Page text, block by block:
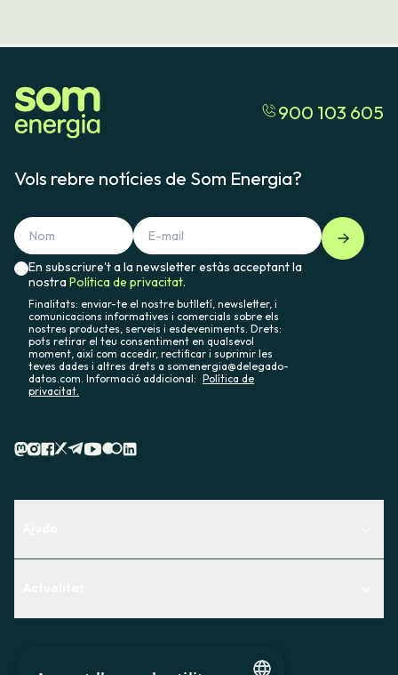
900 103 605
Vols rebre notícies de Som Energia?
En subscriure't a la newsletter estàs acceptant la
nostraPolítica de privacitat.
Finalitats: enviar-te el nostre butlletí, newsletter, i
comunicacions informatives i comercials sobre els
nostres productes, serveis i esdeveniments. Drets:
pots retirar el teu consentiment en qualsevol
moment, així com accedir, rectificar i suprimir les
teves dades i altres drets a somenergia@delegado-
datos.com. Informació addicional: Política de
privacitat.